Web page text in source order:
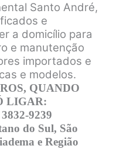
Santo André,
e
a domicílio para
e manutenção
importados e
e modelos.
QUANDO
LIGAR:
9239
do Sul, São
e Região